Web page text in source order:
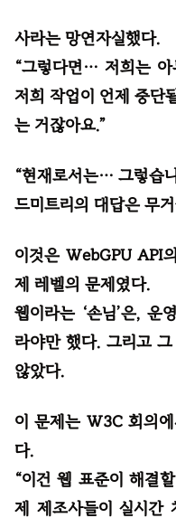
사라는 망연자실했다.
“그렇다면… 저희는
저희 작업이 언제 중단
는 거잖아요.”
“현재로서는… 그렇습
드미트리의 대답은 무
이것은 WebGPU API
제 레벨의 문제였다.
웹이라는 ‘손님’은, 운
라야만 했다. 그리고
않았다.
이 문제는 W3C 회의
다.
“이건 웹 표준이 해결
제 제조사들이 실시간